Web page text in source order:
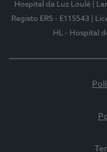
Hospital da Luz Loulé |
Registo ERS - E115543
|
HL - Hospital